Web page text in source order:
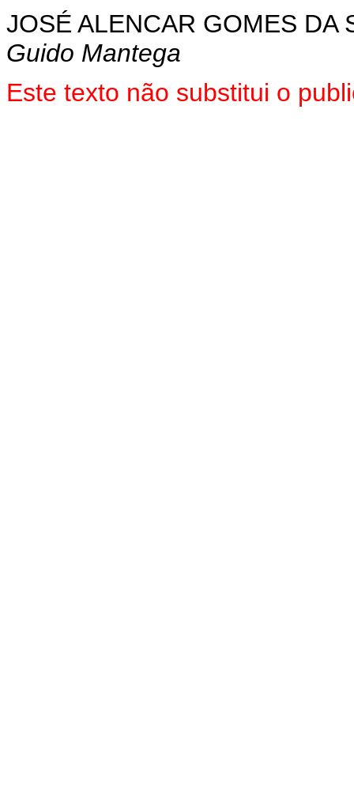
JOSÉ ALENCAR GOMES DA
Guido Mantega
Este texto não substitui o